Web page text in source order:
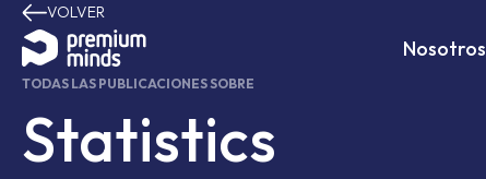
Saltar al contenido
Nosotros
VOLVER
TODAS LAS PUBLICACIONES SOBRE
Statistics